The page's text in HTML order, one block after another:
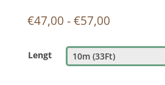
€47,00 - €57,00Prijsklasse:
tot
€57,00
Lengt